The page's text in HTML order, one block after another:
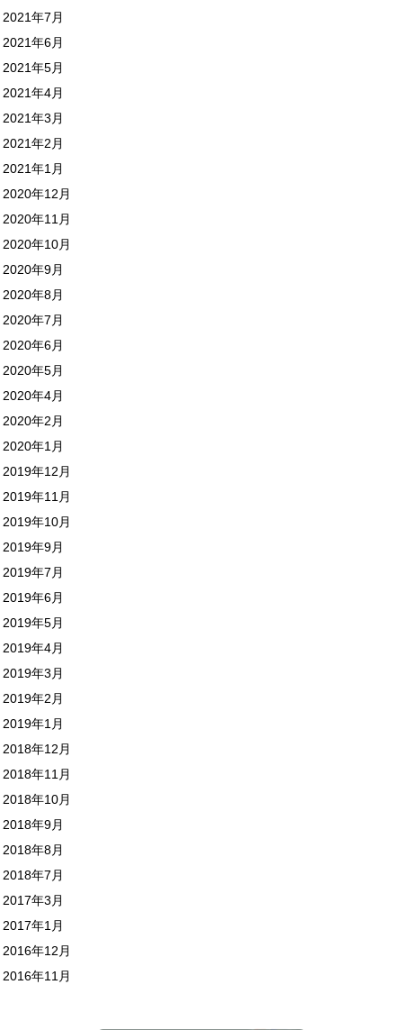
2021年7月
2021年6月
2021年5月
2021年4月
2021年3月
2021年2月
2021年1月
2020年12月
2020年11月
2020年10月
2020年9月
2020年8月
2020年7月
2020年6月
2020年5月
2020年4月
2020年2月
2020年1月
2019年12月
2019年11月
2019年10月
2019年9月
2019年7月
2019年6月
2019年5月
2019年4月
2019年3月
2019年2月
2019年1月
2018年12月
2018年11月
2018年10月
2018年9月
2018年8月
2018年7月
2017年3月
2017年1月
2016年12月
2016年11月